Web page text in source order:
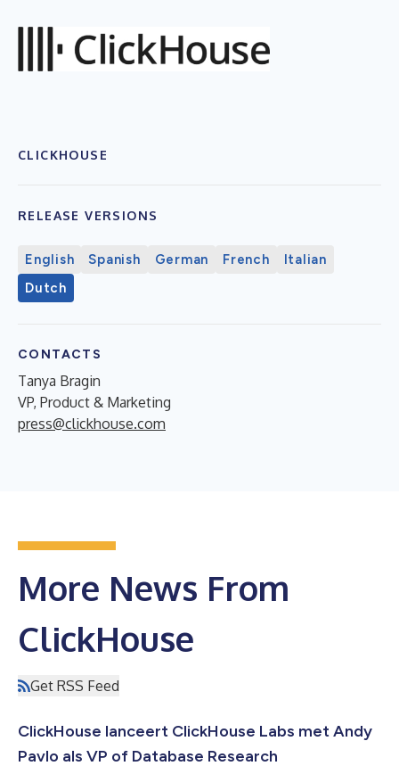
CLICKHOUSE
RELEASE VERSIONS
English Spanish German French
Italian
Dutch
CONTACTS
Tanya Bragin
VP, Product & Marketing
press@clickhouse.com
More News From
ClickHouse
Get RSS Feed
ClickHouse lanceert ClickHouse Labs met Andy
Pavlo als VP of Database Research